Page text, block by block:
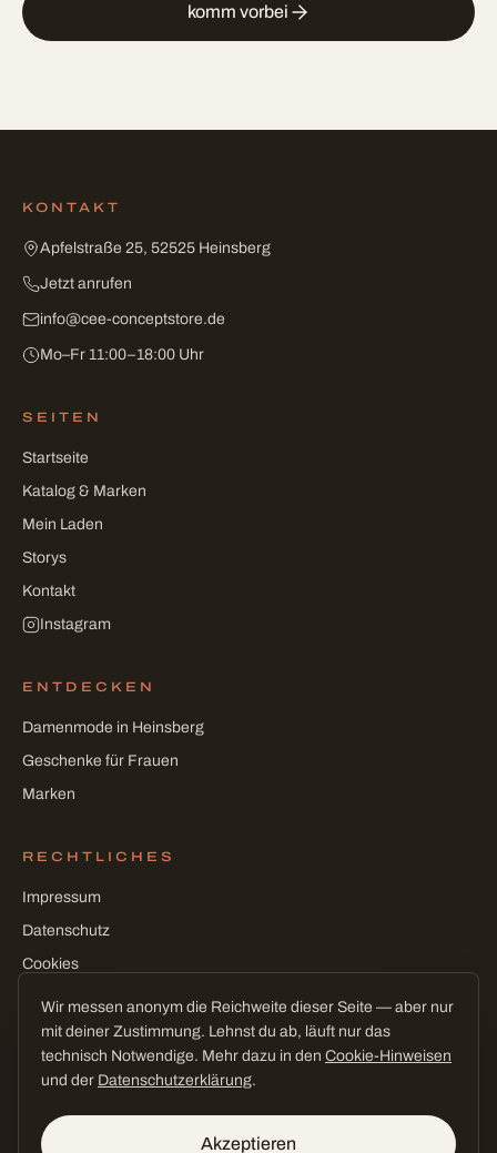
komm vorbei
KONTAKT
Apfelstraße 25, 52525 Heinsberg
Jetzt anrufen
info@cee-conceptstore.de
Mo–Fr 11:00–18:00 Uhr
SEITEN
Startseite
Katalog & Marken
Mein Laden
Storys
Kontakt
Instagram
ENTDECKEN
Damenmode in Heinsberg
Geschenke für Frauen
Marken
RECHTLICHES
Impressum
Datenschutz
Cookies
Wir messen anonym die Reichweite dieser Seite — aber nur
mit deiner Zustimmung. Lehnst du ab, läuft nur das
technisch Notwendige. Mehr dazu in den Cookie-Hinweisen
und der Datenschutzerklärung.
Akzeptieren